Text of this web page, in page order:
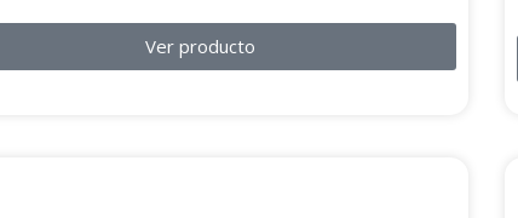
Ver producto